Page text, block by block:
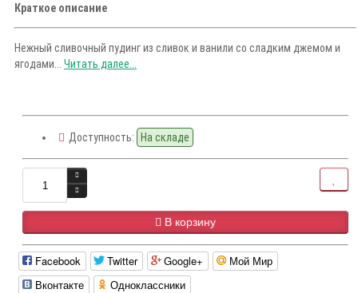
Краткое описание
Нежный сливочный пудинг из сливок и ванили со сладким джемом и
ягодами... Читать далее...
Доступность: На складе
В корзину
Facebook Twitter Google+
Мой Мир
Вконтакте
Одноклассники